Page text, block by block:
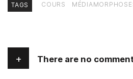
TAGS COURS
+ There are no